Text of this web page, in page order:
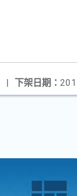
下架日期：
|